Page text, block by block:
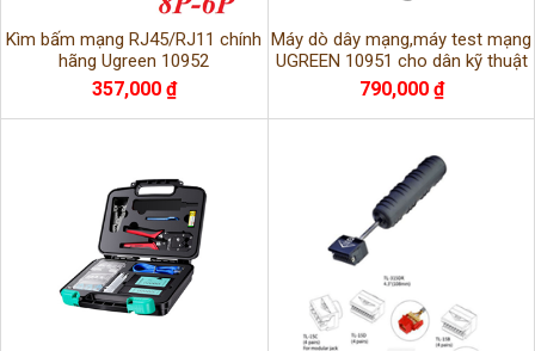
Kìm bấm mạng RJ45/RJ11 chính
hãng Ugreen 10952
357,000 ₫
Máy dò dây mạng,máy test mạng
UGREEN 10951 cho dân kỹ thuật
làm mạng tiện lợi
790,000 ₫